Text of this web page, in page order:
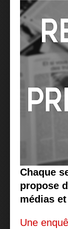
Chaque
propose
médias
Une